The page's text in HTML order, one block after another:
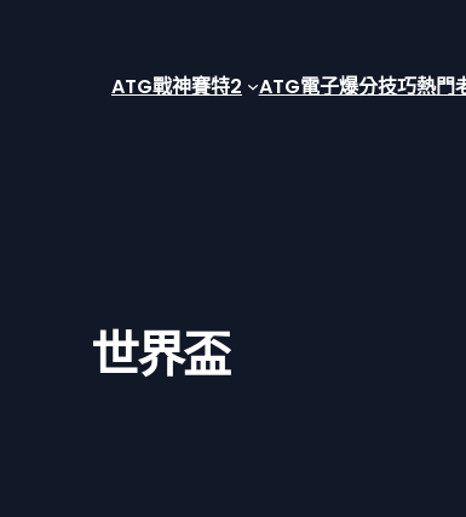
ATG戰神賽特2 ATG電子爆分技巧熱門
世界盃